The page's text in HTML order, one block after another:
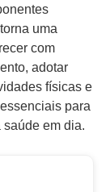
uma
com
adotar
físicas e
essenciais para
em dia.